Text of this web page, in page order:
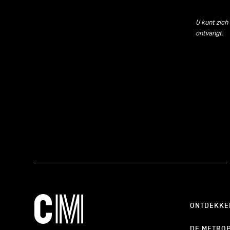
U kunt
ontvangt.